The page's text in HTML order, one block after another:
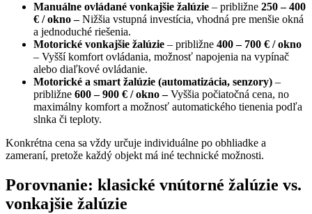
Manuálne ovládané vonkajšie žalúzie – približne 250 – 400
€ / okno –Nižšia vstupná investícia, vhodná pre menšie okná
a jednoduché riešenia.
Motorické vonkajšie žalúzie – približne 400 – 700 € / okno
– Vyšší komfort ovládania, možnosť napojenia na vypínač
alebo diaľkové ovládanie.
Motorické a smart žalúzie (automatizácia, senzory) –
približne 600 – 900 € / okno –Vyššia počiatočná cena, no
maximálny komfort a možnosť automatického tienenia podľa
slnka či teploty.
Konkrétna cena sa vždy určuje individuálne po obhliadke a
zameraní, pretože každý objekt má iné technické možnosti.
Porovnanie: klasické vnútorné žalúzie vs.
vonkajšie žalúzie